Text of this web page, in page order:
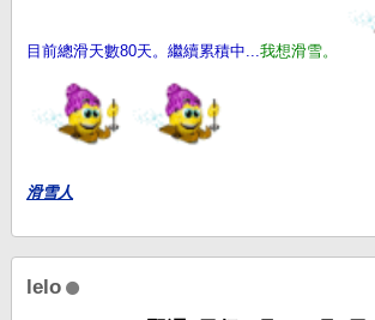
目前總滑天數80天。繼續累積中...我想滑雪。
滑雪人
lelo